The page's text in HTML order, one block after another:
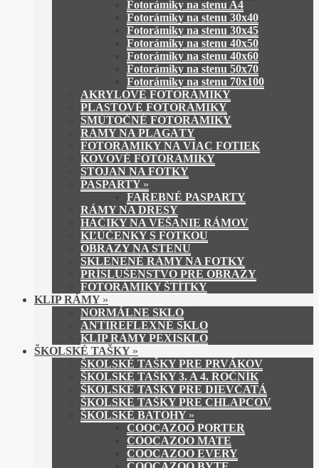
Fotorámiky na stenu A4
Fotorámiky na stenu 30x40
Fotorámiky na stenu 30x45
Fotorámiky na stenu 40x50
Fotorámiky na stenu 40x60
Fotorámiky na stenu 50x70
Fotorámiky na stenu 70x100
AKRYLOVÉ FOTORÁMIKY
PLASTOVÉ FOTORÁMIKY
SMÚTOČNÉ FOTORÁMIKY
RÁMY NA PLAGÁTY
FOTORÁMIKY NA VIAC FOTIEK
KOVOVÉ FOTORÁMIKY
STOJAN NA FOTKY
PASPARTY »
FAREBNÉ PASPARTY
RÁMY NA DRESY
HÁČIKY NA VEŠANIE RÁMOV
KĽÚČENKY S FOTKOU
OBRAZY NA STENU
SKLENENÉ RÁMY NA FOTKY
PRÍSLUŠENSTVO PRE OBRAZY
FOTORÁMIKY ŠTÍTKY
KLIP RÁMY »
NORMÁLNE SKLO
ANTIREFLEXNÉ SKLO
KLIP RÁMY PEXISKLO
ŠKOLSKÉ TAŠKY »
ŠKOLSKÉ TAŠKY PRE PRVÁKOV
ŠKOLSKÉ TAŠKY 3. A 4. ROČNÍK
ŠKOLSKÉ TAŠKY PRE DIEVČATÁ
ŠKOLSKÉ TAŠKY PRE CHLAPCOV
ŠKOLSKÉ BATOHY »
COOCAZOO PORTER
COOCAZOO MATE
COOCAZOO EVERY